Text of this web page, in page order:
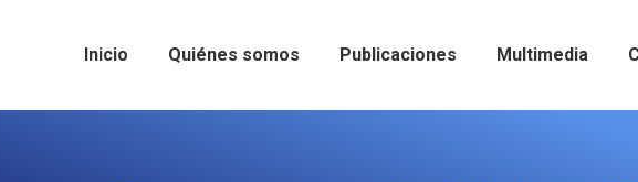
Inicio Quiénes somos Publicaciones Multimedia